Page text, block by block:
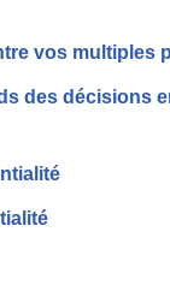
vos multiples
des décisions